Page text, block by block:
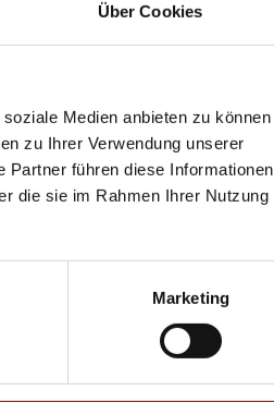
Über Cookies
Medien anbieten zu können
zu Ihrer Verwendung unserer
Partner führen diese Informationen
die sie im Rahmen Ihrer Nutzung
Marketing
Laufräder